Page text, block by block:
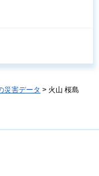
災害データ > 火山 桜島